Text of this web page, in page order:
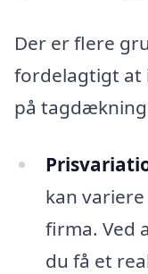
Der er flere
fordelagtigt at
på
kan
firma. Ved
du få et